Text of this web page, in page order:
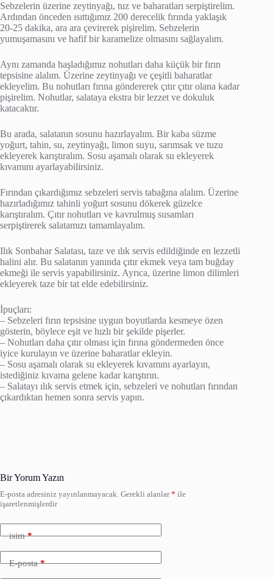
Sebzelerin üzerine zeytinyağı, tuz ve baharatları serpiştirelim.
Ardından önceden ısıttığımız 200 derecelik fırında yaklaşık
20-25 dakika, ara ara çevirerek pişirelim. Sebzelerin
yumuşamasını ve hafif bir karamelize olmasını sağlayalım.
Aynı zamanda haşladığımız nohutları daha küçük bir fırın
tepsisine alalım. Üzerine zeytinyağı ve çeşitli baharatlar
ekleyelim. Bu nohutları fırına göndererek çıtır çıtır olana kadar
pişirelim. Nohutlar, salataya ekstra bir lezzet ve dokuluk
katacaktır.
Bu arada, salatanın sosunu hazırlayalım. Bir kaba süzme
yoğurt, tahin, su, zeytinyağı, limon suyu, sarımsak ve tuzu
ekleyerek karıştıralım. Sosu aşamalı olarak su ekleyerek
kıvamını ayarlayabilirsiniz.
Fırından çıkardığımız sebzeleri servis tabağına alalım. Üzerine
hazırladığımız tahinli yoğurt sosunu dökerek güzelce
karıştıralım. Çıtır nohutları ve kavrulmuş susamları
serpiştirerek salatamızı tamamlayalım.
Ilık Sonbahar Salatası, taze ve ılık servis edildiğinde en lezzetli
halini alır. Bu salatanın yanında çıtır ekmek veya tam buğday
ekmeği ile servis yapabilirsiniz. Ayrıca, üzerine limon dilimleri
ekleyerek taze bir tat elde edebilirsiniz.
İpuçları:
– Sebzeleri fırın tepsisine uygun boyutlarda kesmeye özen
gösterin, böylece eşit ve hızlı bir şekilde pişerler.
– Nohutları daha çıtır olması için fırına göndermeden önce
iyice kurulayın ve üzerine baharatlar ekleyin.
– Sosu aşamalı olarak su ekleyerek kıvamını ayarlayın,
istediğiniz kıvama gelene kadar karıştırın.
– Salatayı ılık servis etmek için, sebzeleri ve nohutları fırından
çıkardıktan hemen sonra servis yapın.
Bir Yorum Yazın
E-posta adresiniz yayınlanmayacak. Gerekli alanlar* ile
işaretlenmişlerdir
isim*
E-posta*